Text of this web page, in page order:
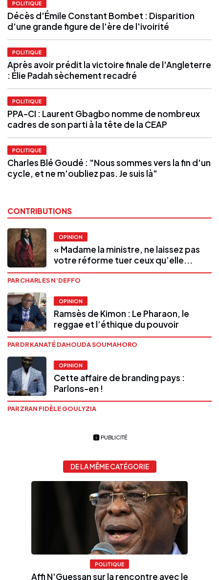
POLITIQUE
Décès d'Émile Constant Bombet : Disparition
d'une grande figure de l'ère de l'ivoirité
POLITIQUE
Après avoir prédit la victoire finale de l'Angleterre
: Élie Padah sèchement recadré
POLITIQUE
PPA-CI : Laurent Gbagbo nomme de nombreux
cadres de son parti à la tête de la CEAP
POLITIQUE
Charles Blé Goudé : "Nous sommes vers la fin d'un
cycle, et ne m'oubliez pas. Je suis là"
CONTRIBUTIONS
OPINION
« Madame la ministre, ne laissez pas
votre réforme tuer ceux qu’elle...
PAR CHARLES N’DEFFO
OPINION
Ramsès de Kimon : Le Pharaon, le
reggae et l’éthique du pouvoir
PAR DR KANATÉ DAHOUDA SOUMAHORO
OPINION
Cette affaire de branding pays :
Parlons-en !
PAR ZRAN FIDÈLE GOULYZIA
PUBLICITÉ
DE LA MÊME CATÉGORIE
POLITIQUE
Affi N'Guessan sur la rencontre avec le